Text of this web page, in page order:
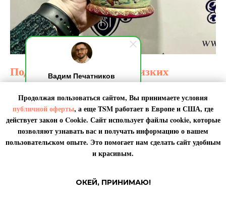
Вадим Печатников
обычно отвечаю за 10 секунд.
По любым вопросами пишите
мне. Я онлайн.
Продолжая пользоваться сайтом, Вы принимаете условия
публичной оферты, а еще TSM работает в ЕвропеиСША, где
действует закон о Cookie. Сайт использует файлы cookie, которые
позволяют узнавать вас и получать информацию о вашем
пользовательском опыте. Это помогает нам сделать сайт удобным
и красивым.
ОКЕЙ, ПРИНИМАЮ!
Подарки для родных и близких
оставаться на связи, не забывать про дни рождения и памятные
даты. Радуйте самых важных людей даже за тысячи километров и
на другом континенте. Доставляем товары известных брендов,
Узнать цену и срок доставки подарков